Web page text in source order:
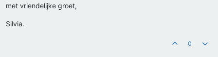
met vriendelijke groet,
Silvia.
0